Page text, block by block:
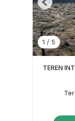
1 / 5
Previous
TEREN